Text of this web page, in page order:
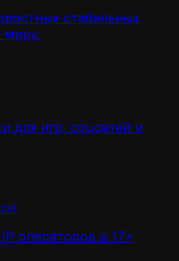
стабильных
миру.
для игр, соцсетей и
операторов в 17+